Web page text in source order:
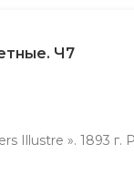
Ч7
Illustre ». 1893